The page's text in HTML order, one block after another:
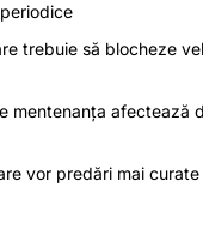
trebuie să blocheze
mentenanța afectează
vor predări mai